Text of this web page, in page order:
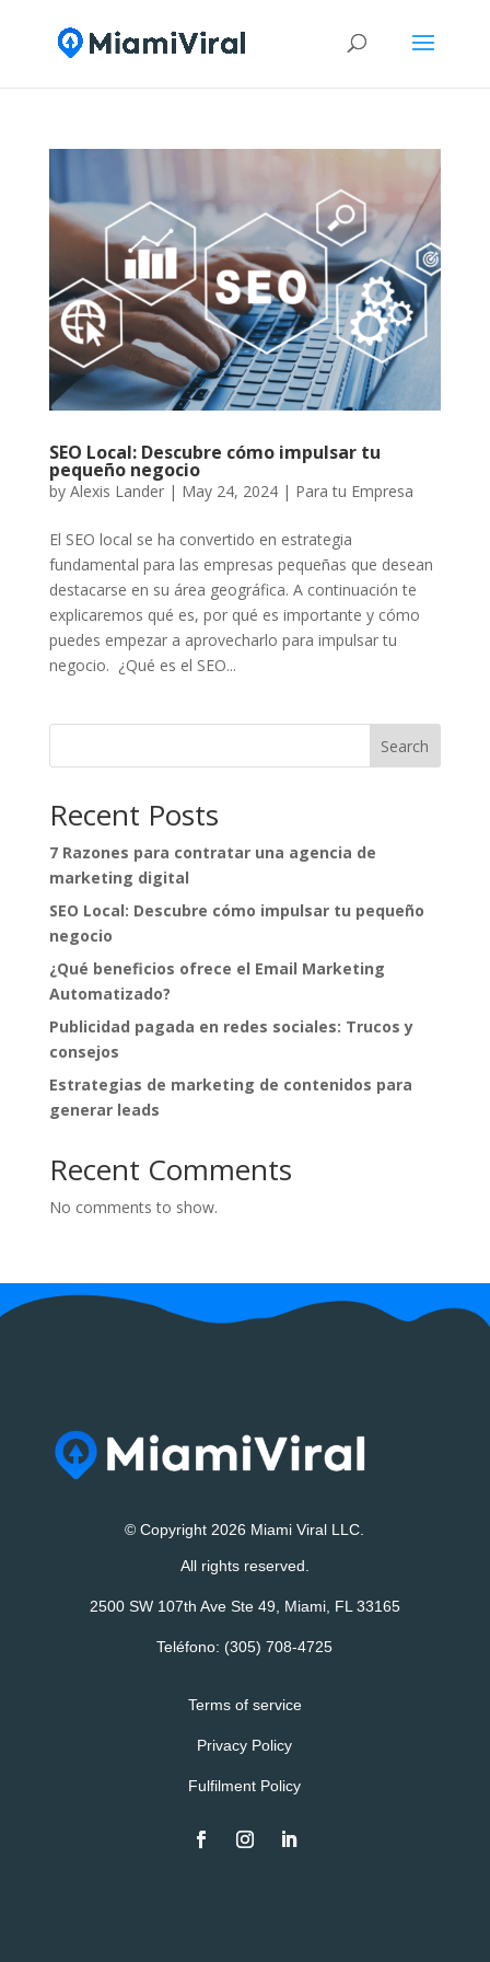
SEO Local: Descubre cómo impulsar tu
pequeño negocio
by Alexis Lander| May 24, 2024| Para tu Empresa
El SEO local se ha convertido en estrategia
fundamental para las empresas pequeñas que desean
destacarse en su área geográfica. A continuación te
explicaremos qué es, por qué es importante y cómo
puedes empezar a aprovecharlo para impulsar tu
negocio. ¿Qué es el SEO...
Search
Recent Posts
7 Razones para contratar una agencia de
marketing digital
SEO Local: Descubre cómo impulsar tu pequeño
negocio
¿Qué beneficios ofrece el Email Marketing
Automatizado?
Publicidad pagada en redes sociales: Trucos y
consejos
Estrategias de marketing de contenidos para
generar leads
Recent Comments
No comments to show.
© Copyright 2026 Miami Viral LLC.
All rights reserved.
2500 SW 107th Ave Ste 49, Miami, FL 33165
Teléfono: (305) 708-4725
Terms of service
Privacy Policy
Fulfilment Policy